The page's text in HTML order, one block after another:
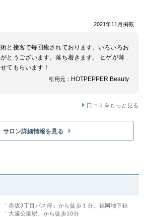
2021年11月掲載
と接客で毎回癒されております。いろいろお
とうございます。落ち着きます。 ヒゲが薄
てもらいます！
引用元： HOTPEPPER Beauty
口コミをもっと見る
サロン詳細情報を見る
「赤坂3丁目バス停」から徒歩１分、福岡地下鉄
「大濠公園駅」から徒歩10分